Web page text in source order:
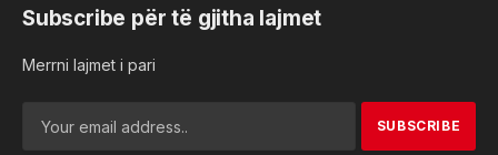
Subscribe për të gjitha lajmet
Merrni lajmet i pari